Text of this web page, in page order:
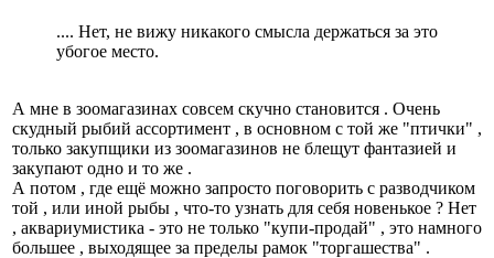
.... Нет, не вижу никакого смысла держаться за это
убогое место.
А мне в зоомагазинах совсем скучно становится . Очень
скудный рыбий ассортимент , в основном с той же "птички" ,
только закупщики из зоомагазинов не блещут фантазией и
закупают одно и то же .
А потом , где ещё можно запросто поговорить с разводчиком
той , или иной рыбы , что-то узнать для себя новенькое ? Нет
, аквариумистика - это не только "купи-продай" , это намного
большее , выходящее за пределы рамок "торгашества" .